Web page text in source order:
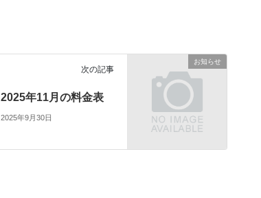
お知らせ
次の記事
2025年11月の料金表
2025年9月30日